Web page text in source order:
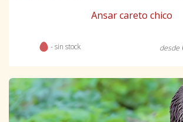
Ansar careto chico
- sin stock desde